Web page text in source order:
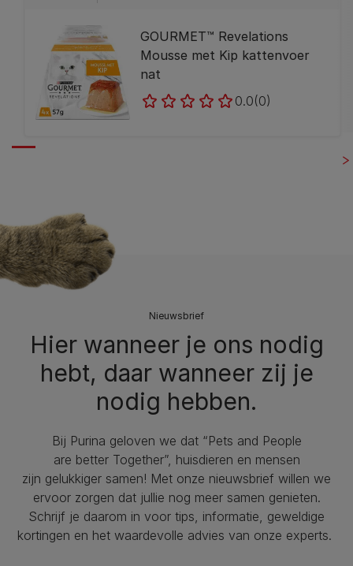
GOURMET™ Revelations
Mousse met Kip kattenvoer
nat
0.0(0)
Nieuwsbrief
Hier wanneer je ons nodig
hebt, daar wanneer zij je
nodig hebben.
Bij Purina geloven we dat “Pets and People
are better Together”, huisdieren en mensen
zijn gelukkiger samen! Met onze nieuwsbrief willen we
ervoor zorgen dat jullie nog meer samen genieten.
Schrijf je daarom in voor tips, informatie, geweldige
kortingen en het waardevolle advies van onze experts.